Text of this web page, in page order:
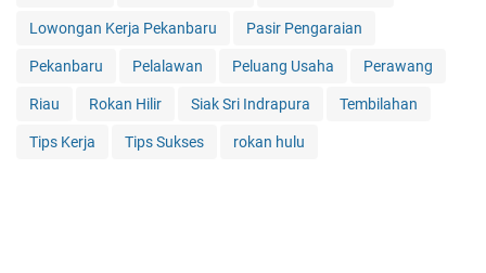
Lowongan Kerja Pekanbaru Pasir Pengaraian
Pekanbaru Pelalawan Peluang Usaha Perawang
Riau Rokan Hilir Siak Sri Indrapura Tembilahan
Tips Kerja Tips Sukses rokan hulu